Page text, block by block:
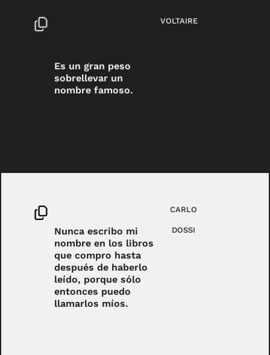
Es un gran peso
sobrellevar un
nombre famoso.
VOLTAIRE
Nunca escribo mi
nombre en los libros
que compro hasta
después de haberlo
leído, porque sólo
entonces puedo
llamarlos míos.
CARLO
DOSSI